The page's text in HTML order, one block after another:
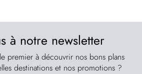
à notre newsletter
premier à découvrir nos bons plans
destinations et nos promotions ?